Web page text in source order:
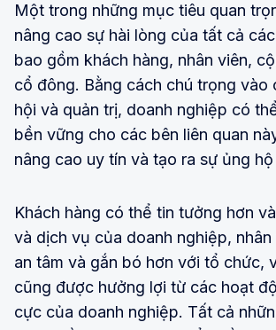
Một trong những mục tiêu quan
nâng cao sự hài lòng của tất cả
bao gồm khách hàng, nhân viên,
cổ đông. Bằng cách chú trọng vào
hội và quản trị, doanh nghiệp có
bền vững cho các bên liên quan
nâng cao uy tín và tạo ra sự ủng hộ
Khách hàng có thể tin tưởng hơn
và dịch vụ của doanh nghiệp,
an tâm và gắn bó hơn với tổ chức,
cũng được hưởng lợi từ các hoạt
cực của doanh nghiệp. Tất cả